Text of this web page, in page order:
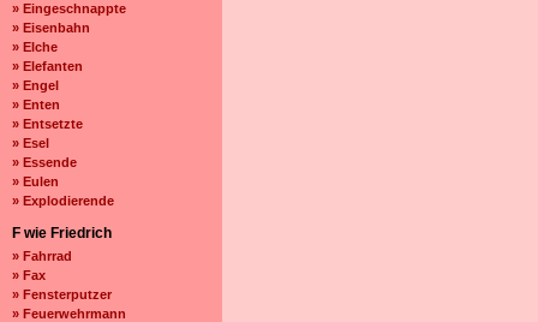
» Eingeschnappte
» Eisenbahn
» Elche
» Elefanten
» Engel
» Enten
» Entsetzte
» Esel
» Essende
» Eulen
» Explodierende
F wie Friedrich
» Fahrrad
» Fax
» Fensterputzer
» Feuerwehrmann